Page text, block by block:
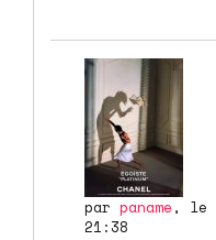
par paname , le
21:38